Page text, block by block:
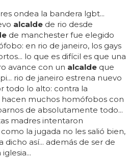
ondea la bandera lgbt...
alcalde de rio desde
de manchester fue elegido
en rio de janeiro, los gays
lo que es difícil es que una
avance con un alcalde que
rio de janeiro estrena nuevo
todo lo alto: contra la
muchos homófobos con
de absolutamente todo...
madres intentaron
la jugada no les salió bien,
dicho así... además de ser de